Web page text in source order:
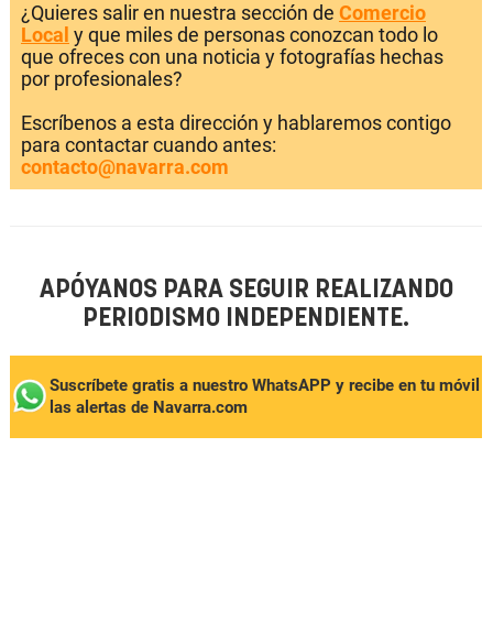
¿Quieres salir en nuestra sección de Comercio
Local y que miles de personas conozcan todo lo
que ofreces con una noticia y fotografías hechas
por profesionales?
Escríbenos a esta dirección y hablaremos contigo
para contactar cuando antes:
contacto@navarra.com
APÓYANOS PARA SEGUIR REALIZANDO
PERIODISMO INDEPENDIENTE.
Suscríbete gratis a nuestro WhatsAPP y recibe en tu móvil
las alertas de Navarra.com